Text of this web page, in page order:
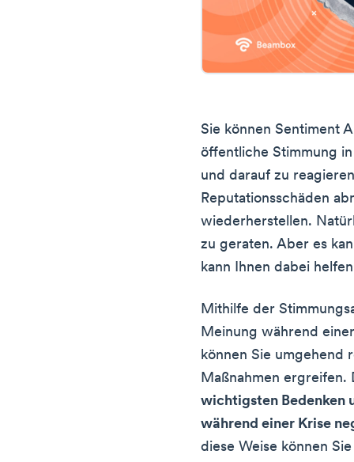
Sie können Sentiment
öffentliche Stimmung
und darauf zu
Reputationsschäden
wiederherstellen.
zu geraten. Aber es
kann Ihnen dabei
Mithilfe der
Meinung während
können Sie umgehend
Maßnahmen ergreifen.
wichtigsten Bedenken
während einer Krise
diese Weise können